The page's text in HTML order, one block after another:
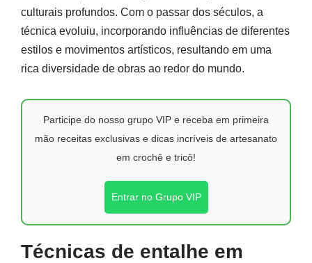
culturais profundos. Com o passar dos séculos, a
técnica evoluiu, incorporando influências de diferentes
estilos e movimentos artísticos, resultando em uma
rica diversidade de obras ao redor do mundo.
Participe do nosso grupo VIP e receba em primeira
mão receitas exclusivas e dicas incríveis de artesanato
em crochê e tricô!
Entrar no Grupo VIP
Técnicas de entalhe em